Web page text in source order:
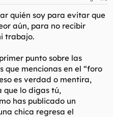
quién soy para evitar que
aún, para no recibir
trabajo.
punto sobre las
que mencionas en el “foro
es verdad o mentira,
que lo digas tú,
has publicado un
chica regresa el